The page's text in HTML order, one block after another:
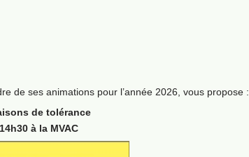
de ses animations pour l’année 2026, vous propose :‍
de tolérance
à la MVAC